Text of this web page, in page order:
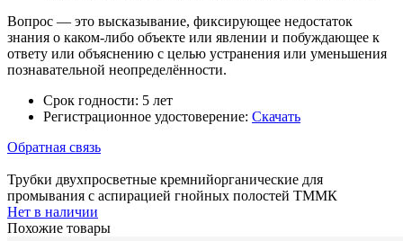
Вопрос — это высказывание, фиксирующее недостаток
знания о каком-либо объекте или явлении и побуждающее к
ответу или объяснению с целью устранения или уменьшения
познавательной неопределённости.
Срок годности: 5 лет
Регистрационное удостоверение: Скачать
Обратная связь
Трубки двухпросветные кремнийорганические для
промывания с аспирацией гнойных полостей ТММК
Нет в наличии
Похожие товары